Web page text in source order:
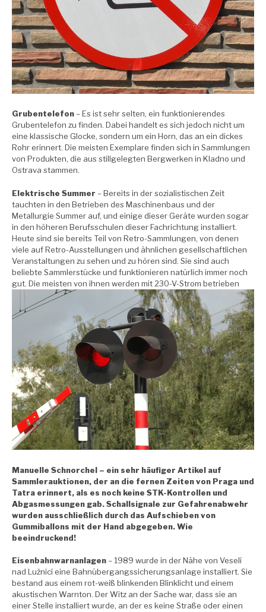
Grubentelefon– Es ist sehr selten, ein funktionierendes
Grubentelefon zu finden. Dabei handelt es sich jedoch nicht um
eine klassische Glocke, sondern um ein Horn, das an ein dickes
Rohr erinnert. Die meisten Exemplare finden sich in Sammlungen
von Produkten, die aus stillgelegten Bergwerken in Kladno und
Ostrava stammen.
Elektrische Summer – Bereits in der sozialistischen Zeit
tauchten in den Betrieben des Maschinenbaus und der
Metallurgie Summer auf, und einige dieser Geräte wurden sogar
in den höheren Berufsschulen dieser Fachrichtung installiert.
Heute sind sie bereits Teil von Retro-Sammlungen, von denen
viele auf Retro-Ausstellungen und ähnlichen gesellschaftlichen
Veranstaltungen zu sehen und zu hören sind. Sie sind auch
beliebte Sammlerstücke und funktionieren natürlich immer noch
gut. Die meisten von ihnen werden mit 230-V-Strom betrieben
Manuelle Schnorchel – ein sehr häufiger Artikel auf
Sammlerauktionen, der an die fernen Zeiten von Praga und
Tatra erinnert, als es noch keine STK-Kontrollen und
Abgasmessungen gab. Schallsignale zur Gefahrenabwehr
wurden ausschließlich durch das Aufschieben von
Gummiballons mit der Hand abgegeben. Wie
beeindruckend!
Eisenbahnwarnanlagen– 1989 wurde in der Nähe von Veselí
nad Lužnicí eine Bahnübergangssicherungsanlage installiert. Sie
bestand aus einem rot-weiß blinkenden Blinklicht und einem
akustischen Warnton. Der Witz an der Sache war, dass sie an
einer Stelle installiert wurde, an der es keine Straße oder einen